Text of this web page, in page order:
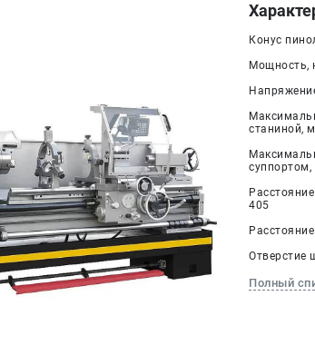
Конус
Мощность,
станиной,
405
Отверстие
Полный